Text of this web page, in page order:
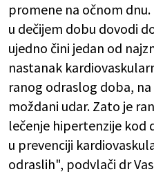
promene na očnom
u dečijem dobu dovodi
ujedno čini jedan od
nastanak
ranog odraslog doba,
moždani udar. Zato je
lečenje hipertenzije kod
u prevenciji
odraslih", podvlači dr